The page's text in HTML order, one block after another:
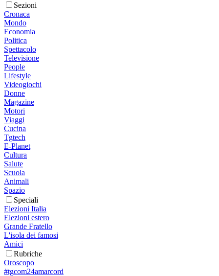
Sezioni
Cronaca
Mondo
Economia
Politica
Spettacolo
Televisione
People
Lifestyle
Videogiochi
Donne
Magazine
Motori
Viaggi
Cucina
Tgtech
E-Planet
Cultura
Salute
Scuola
Animali
Spazio
Speciali
Elezioni Italia
Elezioni estero
Grande Fratello
L'isola dei famosi
Amici
Rubriche
Oroscopo
#tgcom24amarcord